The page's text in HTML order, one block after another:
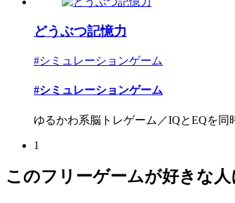
どうぶつ記憶力
#シミュレーションゲーム
#シミュレーションゲーム
ゆるかわ系脳トレゲーム／IQとEQを同
1
このフリーゲームが好きな